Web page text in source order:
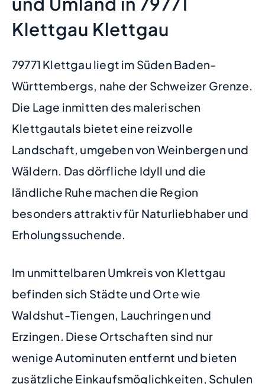
Klettgau Klettgau
79771 Klettgau liegt im Süden Baden-
Württembergs, nahe der Schweizer Grenze.
Die Lage inmitten des malerischen
Klettgautals bietet eine reizvolle
Landschaft, umgeben von Weinbergen und
Wäldern. Das dörfliche Idyll und die
ländliche Ruhe machen die Region
besonders attraktiv für Naturliebhaber und
Erholungssuchende.
Im unmittelbaren Umkreis von Klettgau
befinden sich Städte und Orte wie
Waldshut-Tiengen, Lauchringen und
Erzingen. Diese Ortschaften sind nur
wenige Autominuten entfernt und bieten
zusätzliche Einkaufsmöglichkeiten, Schulen